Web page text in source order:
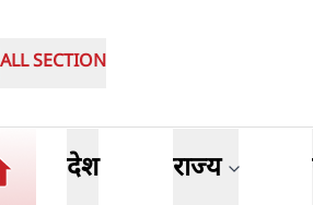
ALL SECTION
देश राज्य